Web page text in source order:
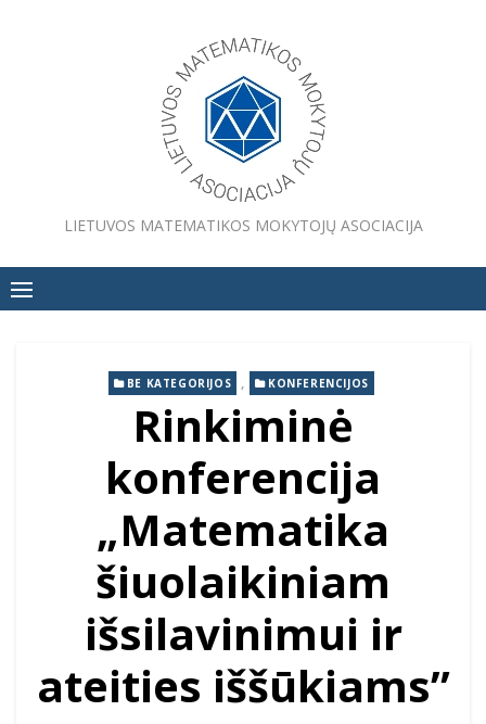
LIETUVOS MATEMATIKOS MOKYTOJŲ ASOCIACIJA
BE KATEGORIJOS , KONFERENCIJOS
Rinkiminė
konferencija
„Matematika
šiuolaikiniam
išsilavinimui ir
ateities iššūkiams”